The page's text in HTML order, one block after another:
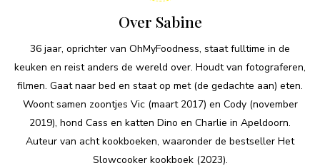
Over Sabine
36 jaar, oprichter van OhMyFoodness, staat fulltime in de
keuken en reist anders de wereld over. Houdt van fotograferen,
filmen. Gaat naar bed en staat op met (de gedachte aan) eten.
Woont samen zoontjes Vic (maart 2017) en Cody (november
2019), hond Cass en katten Dino en Charlie in Apeldoorn.
Auteur van acht kookboeken, waaronder de bestseller Het
Slowcooker kookboek (2023).